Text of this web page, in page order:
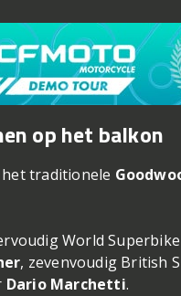
op het balkon
traditionele
World
, zevenvoudig British
Dario Marchetti.